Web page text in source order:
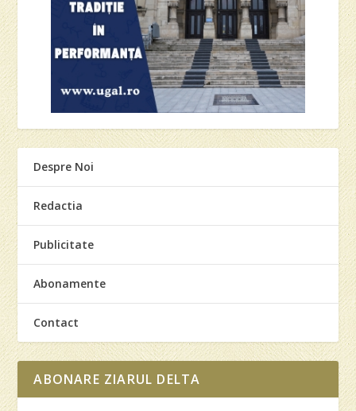
Despre Noi
Redactia
Publicitate
Abonamente
Contact
ABONARE ZIARUL DELTA